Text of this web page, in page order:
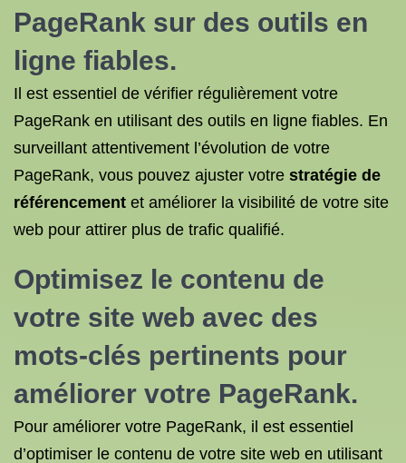
PageRank sur des outils en
ligne fiables.
Il est essentiel de vérifier régulièrement votre
PageRank en utilisant des outils en ligne fiables. En
surveillant attentivement l’évolution de votre
PageRank, vous pouvez ajuster votre stratégie de
référencement et améliorer la visibilité de votre site
web pour attirer plus de trafic qualifié.
Optimisez le contenu de
votre site web avec des
mots-clés pertinents pour
améliorer votre PageRank.
Pour améliorer votre PageRank, il est essentiel
d’optimiser le contenu de votre site web en utilisant